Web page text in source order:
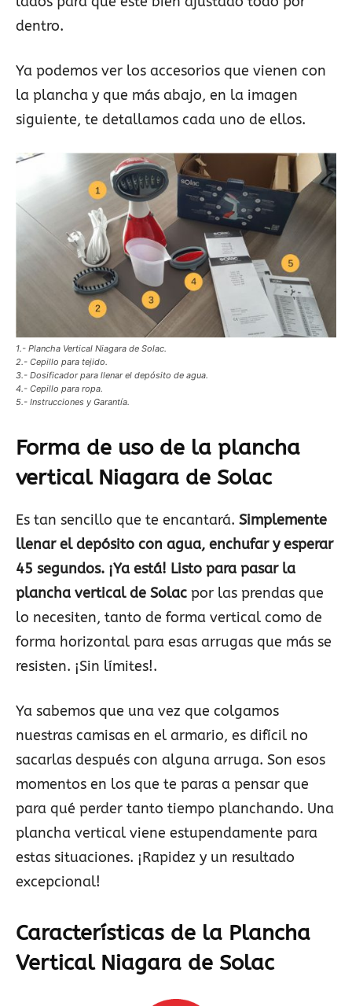
dentro.
Ya podemos ver los accesorios que vienen con
la plancha y que más abajo, en la imagen
siguiente, te detallamos cada uno de ellos.
1.- Plancha Vertical Niagara de Solac.
2.- Cepillo para tejido.
3.- Dosificador para llenar el depósito de agua.
4.- Cepillo para ropa.
5.- Instrucciones y Garantía.
Forma de uso de la plancha
vertical Niagara de Solac
Es tan sencillo que te encantará. Simplemente
llenar el depósito con agua, enchufar y esperar
45 segundos. ¡Ya está! Listo para pasar la
plancha vertical de Solac por las prendas que
lo necesiten, tanto de forma vertical como de
forma horizontal para esas arrugas que más se
resisten. ¡Sin límites!.
Ya sabemos que una vez que colgamos
nuestras camisas en el armario, es difícil no
sacarlas después con alguna arruga. Son esos
momentos en los que te paras a pensar que
para qué perder tanto tiempo planchando. Una
plancha vertical viene estupendamente para
estas situaciones. ¡Rapidez y un resultado
excepcional!
Características de la Plancha
Vertical Niagara de Solac